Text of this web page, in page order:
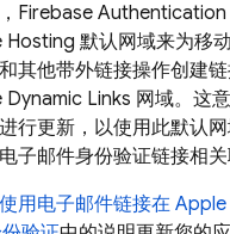
Firebase Authentication
Hosting 默认网域来为移
其他带外链接操作创建
Dynamic Links 网域。这
行更新，以使用此默认
子邮件身份验证链接相关
使用电子邮件链接在